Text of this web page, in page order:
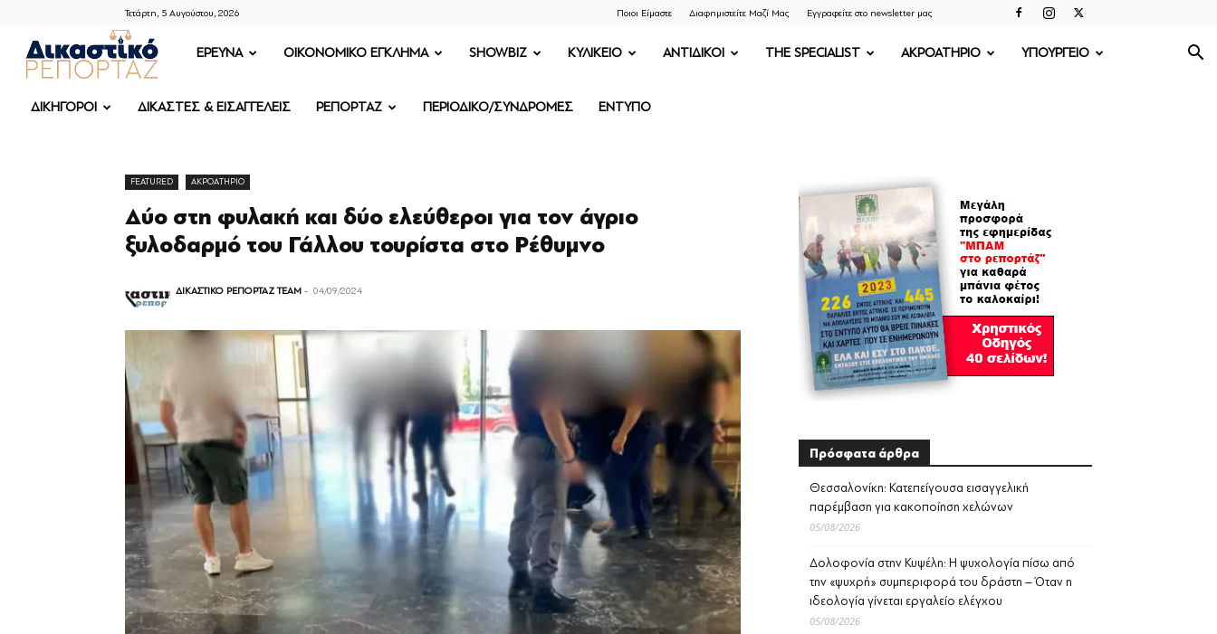
Τετάρτη, 5 Αυγούστου, 2026 Ποιοι Είμαστε Διαφημιστείτε Μαζί Μας Εγγραφείτε στο newsletter μας
ΔΙΚΑΣΤΙΚΟ
ΡΕΠΟΡΤΑΖ
ΕΡΕΥΝΑ OIKONOMIKO ΕΓΚΛΗΜΑ SHOWBIZ ΚΥΛΙΚΕΙΟ ΑΝΤΙΔΙΚΟΙ THE SPECIALIST ΑΚΡΟΑΤΗΡΙΟ ΥΠΟΥΡΓΕΙΟ
ΔΙΚΗΓΟΡΟΙ ΔΙΚΑΣΤΕΣ & ΕΙΣΑΓΓΕΛΕΙΣ ΡΕΠΟΡΤΑΖ ΠΕΡΙΟΔΙΚΟ/ΣΥΝΔΡΟΜΕΣ ΕΝΤΥΠΟ
FEATURED ΑΚΡΟΑΤΗΡΙΟ
Δύο στη φυλακή και δύο ελεύθεροι για τον άγριο
ξυλοδαρμό του Γάλλου τουρίστα στο Ρέθυμνο
ΔΙΚΑΣΤΙΚΟ ΡΕΠΟΡΤΑΖ TEAM - 04/09/2024
Πρόσφατα άρθρα
Θεσσαλονίκη: Κατεπείγουσα εισαγγελική
παρέμβαση για κακοποίηση χελώνων
05/08/2026
Δολοφονία στην Κυψέλη: Η ψυχολογία πίσω από
την «ψυχρή» συμπεριφορά του δράστη – Όταν η
ιδεολογία γίνεται εργαλείο ελέγχου
05/08/2026